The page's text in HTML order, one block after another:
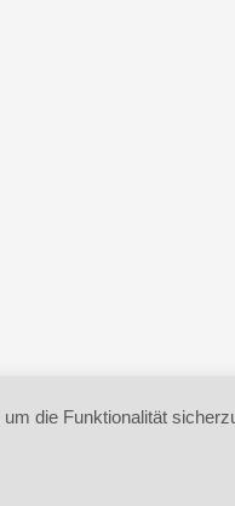
die Funktionalität